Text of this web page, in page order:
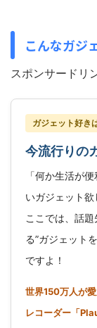
こんなガジ
スポンサードリ
ガジェット好き
今流行りの
「何か生活が
いガジェット
ここでは、話
る”ガジェット
ですよ！
世界150万人が
レコーダー「